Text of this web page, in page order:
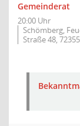
Gemeinderat
20:00 Uhr
Schömberg,
Straße 48,